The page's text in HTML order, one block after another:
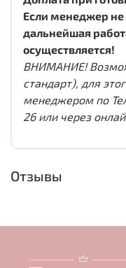
Если менеджер не
дальнейшая
осуществляется!
ВНИМАНИЕ!
стандарт), для
менеджером по
26 или через
Отзывы